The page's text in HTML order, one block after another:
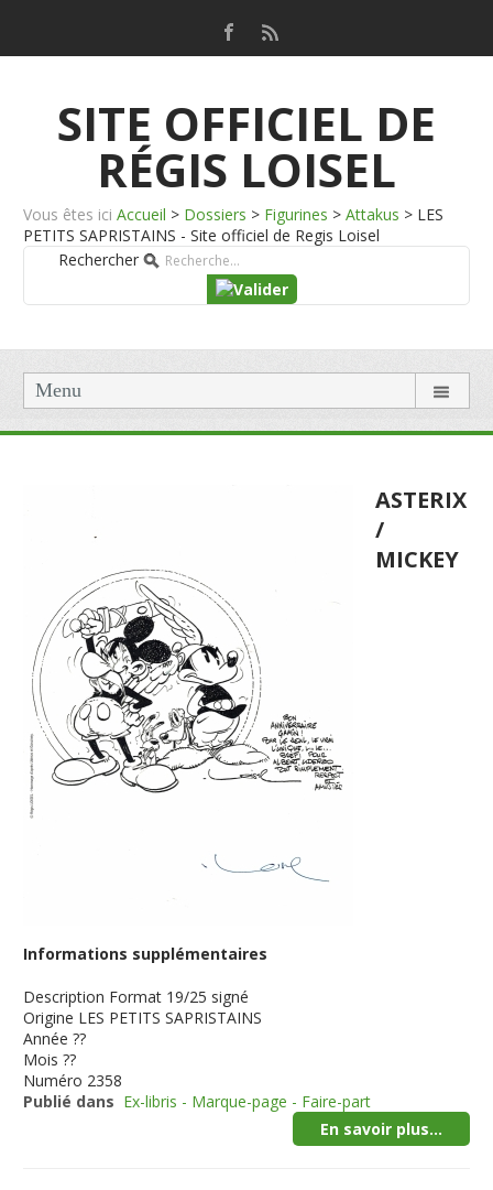
SITE OFFICIEL DE
RÉGIS LOISEL
Vous êtes ici Accueil > Dossiers > Figurines > Attakus > LES
PETITS SAPRISTAINS - Site officiel de Regis Loisel
Rechercher
Menu
ASTERIX
/
MICKEY
Informations supplémentaires
Description Format 19/25 signé
Origine LES PETITS SAPRISTAINS
Année ??
Mois ??
Numéro 2358
Publié dans Ex-libris - Marque-page - Faire-part
En savoir plus...